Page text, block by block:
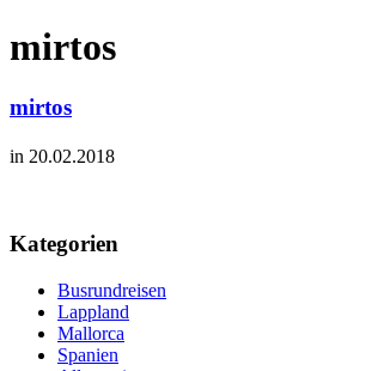
mirtos
mirtos
in 20.02.2018
Kategorien
Busrundreisen
Lappland
Mallorca
Spanien